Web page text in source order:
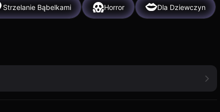
Strzelanie Bąbelkami Horror Dla Dziewczyn